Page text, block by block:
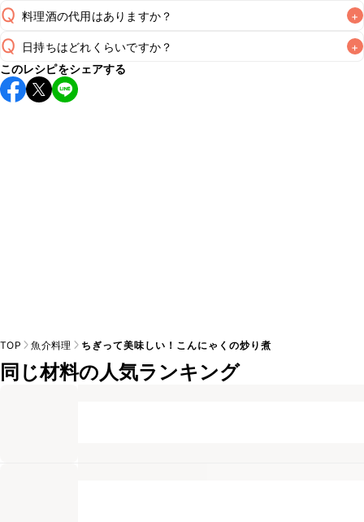
Q 料理酒の代用はありますか？ +
A
Q 日持ちはどれくらいですか？ +
保存期間は冷蔵で翌日中が目安です。なるべくお早めにお召
し上がりください。
このレシピをシェアする
TOP 魚介料理 ちぎって美味しい！こんにゃくの炒り煮
同じ材料の人気ランキング